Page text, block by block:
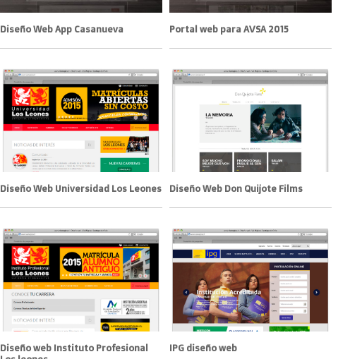
Diseño Web App Casanueva Portal web para AVSA 2015
Diseño Web Universidad Los Leones Diseño Web Don Quijote Films
Diseño web Instituto Profesional
IPG diseño web